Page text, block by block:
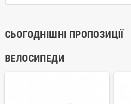
СЬОГОДНІШНІ ПРОПОЗИЦІЇ
ВЕЛОСИПЕДИ